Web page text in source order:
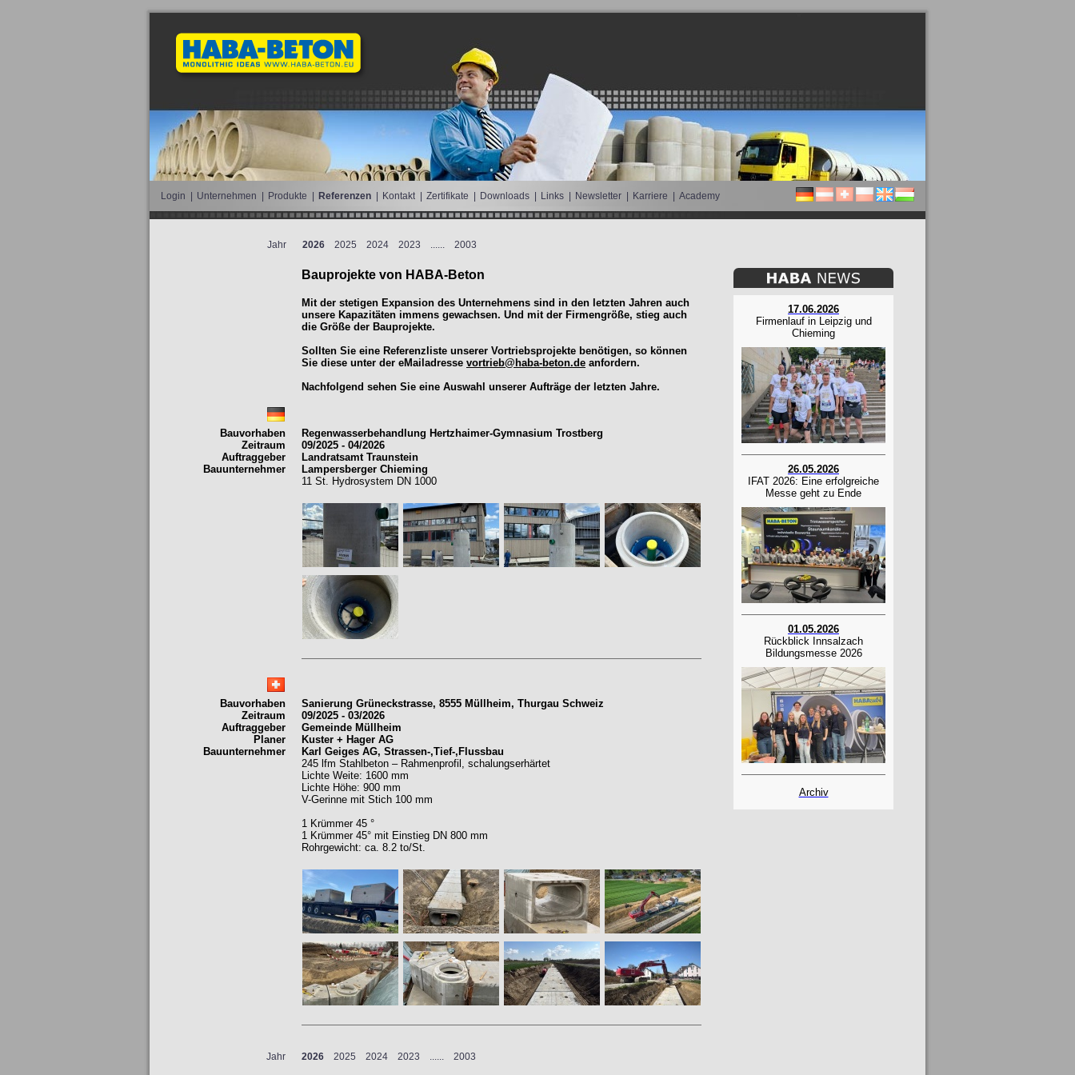
Login Unternehmen Produkte Referenzen Kontakt Zertifikate Downloads Links Newsletter Karriere Academy
Jahr 2026 2025 2024 2023 ...... 2003
Bauprojekte von HABA-Beton
Mit der stetigen Expansion des Unternehmens sind in den letzten Jahren auch
unsere Kapazitäten immens gewachsen. Und mit der Firmengröße, stieg auch
die Größe der Bauprojekte.
Sollten Sie eine Referenzliste unserer Vortriebsprojekte benötigen, so können
Sie diese unter der eMailadresse vortrieb@haba-beton.de anfordern.
Nachfolgend sehen Sie eine Auswahl unserer Aufträge der letzten Jahre.
Bauvorhaben
Regenwasserbehandlung Hertzhaimer-Gymnasium Trostberg
Zeitraum
09/2025 - 04/2026
Auftraggeber
Landratsamt Traunstein
Bauunternehmer
Lampersberger Chieming
11 St. Hydrosystem DN 1000
Bauvorhaben
Sanierung Grüneckstrasse, 8555 Müllheim, Thurgau Schweiz
Zeitraum
09/2025 - 03/2026
Auftraggeber
Gemeinde Müllheim
Planer
Kuster + Hager AG
Bauunternehmer
Karl Geiges AG, Strassen-,Tief-,Flussbau
245 lfm Stahlbeton – Rahmenprofil, schalungserhärtet
Lichte Weite: 1600 mm
Lichte Höhe: 900 mm
V-Gerinne mit Stich 100 mm
1 Krümmer 45 °
1 Krümmer 45° mit Einstieg DN 800 mm
Rohrgewicht: ca. 8.2 to/St.
Jahr 2026 2025 2024 2023 ...... 2003
17.06.2026
Firmenlauf in Leipzig und
Chieming
26.05.2026
IFAT 2026: Eine erfolgreiche
Messe geht zu Ende
01.05.2026
Rückblick Innsalzach
Bildungsmesse 2026
Archiv